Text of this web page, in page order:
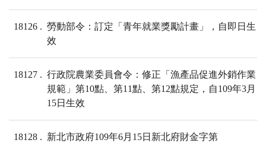
18126
勞動部令：訂定「青年就業獎勵計畫」，自即日生
效
18127
行政院農業委員會令：修正「漁產品促進外銷作業
規範」第10點、第11點、第12點規定，自109年3月
15日生效
18128
新北市政府109年6月15日新北府財金字第